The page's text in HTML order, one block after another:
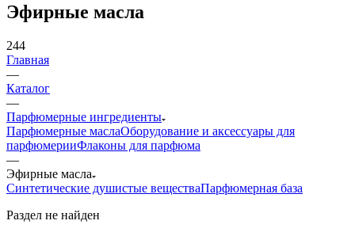
Эфирные масла
244
Главная
—
Каталог
—
Парфюмерные ингредиенты
Парфюмерные маслаОборудование и аксессуары для
парфюмерииФлаконы для парфюма
—
Эфирные масла
Синтетические душистые веществаПарфюмерная база
Раздел не найден